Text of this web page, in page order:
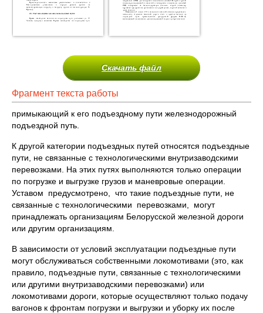
Скачать файл
Фрагмент текста работы
примыкающий к его подъездному пути железнодорожный
подъездной путь.
К другой категории подъездных путей относятся подъездные
пути, не связанные с технологическими внутризаводскими
перевозками. На этих путях выполняются только операции
по погрузке и выгрузке грузов и маневровые операции.
Уставом предусмотрено, что такие подъездные пути, не
связанные с технологическими перевозками, могут
принадлежать организациям Белорусской железной дороги
или другим организациям.
В зависимости от условий эксплуатации подъездные пути
могут обслуживаться собственными локомотивами (это, как
правило, подъездные пути, связанные с технологическими
или другими внутризаводскими перевозками) или
локомотивами дороги, которые осуществляют только подачу
вагонов к фронтам погрузки и выгрузки и уборку их после